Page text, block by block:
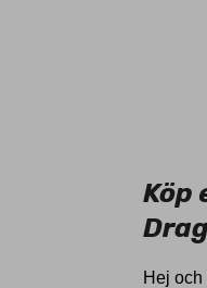
Köp
Hej